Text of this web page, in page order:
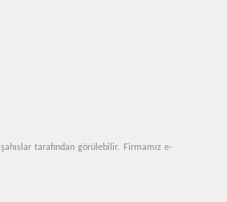
tarafından görülebilir. Firmamız e-